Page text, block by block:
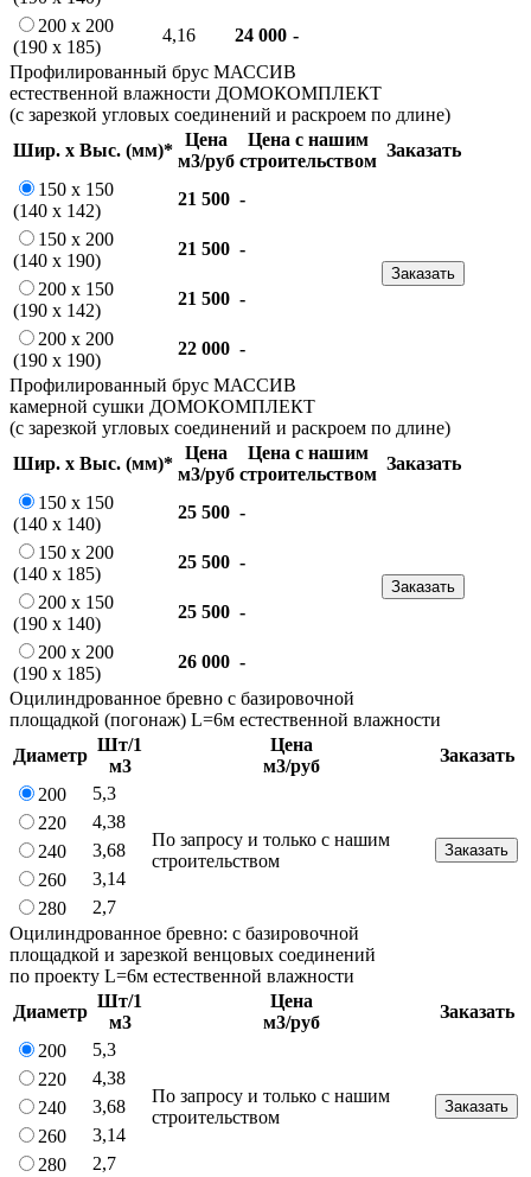
200 х 200
(190 х 185)
4,16 24 000 -
Профилированный брус МАССИВ
естественной влажности ДОМОКОМПЛЕКТ
(с зарезкой угловых соединений и раскроем по длине)
Шир. х Выс. (мм)*
Цена
м3/руб
Цена с нашим
строительством
Заказать
150 х 150
(140 х 142)
21 500 -
Заказать
150 х 200
(140 х 190)
21 500 -
200 х 150
(190 х 142)
21 500 -
200 х 200
(190 х 190)
22 000 -
Профилированный брус МАССИВ
камерной сушки ДОМОКОМПЛЕКТ
(с зарезкой угловых соединений и раскроем по длине)
Шир. х Выс. (мм)*
Цена
м3/руб
Цена с нашим
строительством
Заказать
150 х 150
(140 х 140)
25 500 -
Заказать
150 х 200
(140 х 185)
25 500 -
200 х 150
(190 х 140)
25 500 -
200 х 200
(190 х 185)
26 000 -
Оцилиндрованное бревно с базировочной
площадкой (погонаж) L=6м естественной влажности
Диаметр
Шт/1
м3
Цена
м3/руб
Заказать
200
5,3
По запросу и только с нашим
строительством
Заказать
220
4,38
240
3,68
260
3,14
280
2,7
Оцилиндрованное бревно: с базировочной
площадкой и зарезкой венцовых соединений
по проекту L=6м естественной влажности
Диаметр
Шт/1
м3
Цена
м3/руб
Заказать
200
5,3
По запросу и только с нашим
строительством
Заказать
220
4,38
240
3,68
260
3,14
280
2,7